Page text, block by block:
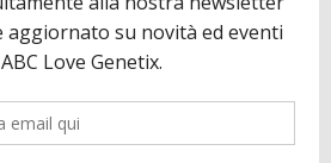
essere vantaggioso
in regalo per te
per più informazioni.